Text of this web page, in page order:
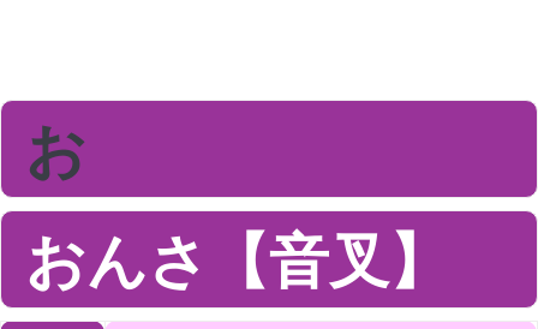
お
おんさ【音叉】